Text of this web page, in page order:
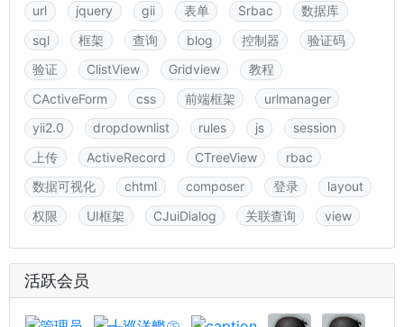
url
jquery gii 表单 Srbac
数据库
sql
框架 查询 blog 控制器
验证码
验证
ClistView Gridview
教程
CActiveForm
css 前端框架
urlmanager
yii2.0
dropdownlist rules js
session
上传
ActiveRecord CTreeView
rbac
数据可视化
chtml composer 登录
layout
权限
UI框架 CJuiDialog 关联查询 view
活跃会员